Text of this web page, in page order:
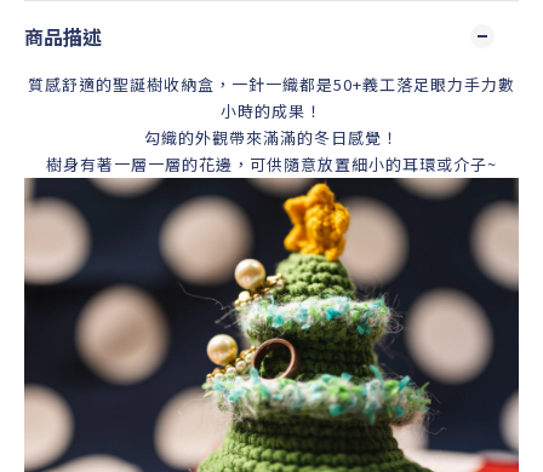
商品描述
質感舒適的聖誕樹收納盒，一針一織都是50+義工落足眼力手力數
小時的成果！
勾織的外觀帶來滿滿的冬日感覺！
樹身有著一層一層的花邊，可供隨意放置細小的耳環或介子~